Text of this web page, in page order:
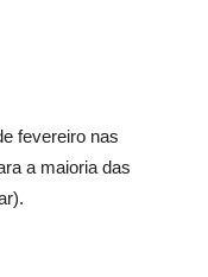
fevereiro nas
a maioria das